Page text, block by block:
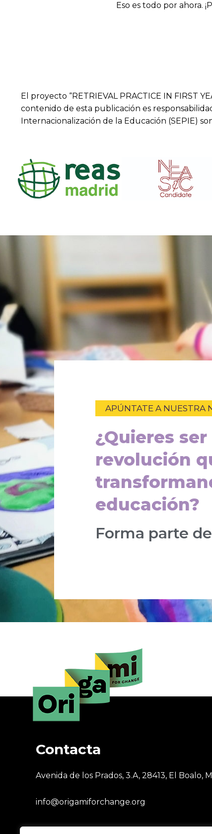
Eso es todo por ahora.
El proyecto “RETRIEVAL PRACTICE IN FIRST
contenido de esta publicación es
Internacionalización de la Educación (SEPIE)
APÚNTATE A NUESTRA
¿Quieres
revolución
educación?
Forma parte
Contacta
Avenida de los Prados, 3.A, 28413, El Boalo,
info@origamiforchange.org
+34 669 972 434